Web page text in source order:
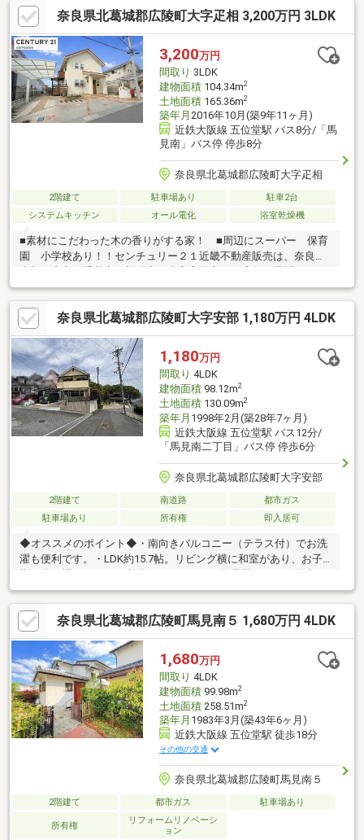
ん。【物件の特徴】２沿線以上利用可、陽当り良好、ＬＤＫ１８
畳以上、和室、２階建、通風良好、駐車２台可、土地50坪以上、
山が見える、システムキッチン、前道６ｍ以上、トイレ２ヶ所、
浴室に窓、眺望良好、南西向き、ウォークインクローゼット、都
市ガス、高台に立地、整備された歩道
奈良県北葛城郡広陵町大字疋相 3,200万円 3LDK
3,200万円
間取り 3LDK
建物面積104.34m2
土地面積165.36m2
築年月 2016年10月(築9年11ヶ月)
近鉄大阪線 五位堂駅 バス8分/「馬
見南」バス停 停歩8分
奈良県北葛城郡広陵町大字疋相
2階建て 駐車場あり
駐車2台
システムキッチン
オール電化 浴室乾燥機
■素材にこだわった木の香りがする家！ ■周辺にスーパー 保育
園 小学校あり！！センチュリー２１近畿不動産販売は、奈良県
ます。◇当店の強みは、仲介での販売、即金での買取、リフォー
ム工事、新築注文住宅と、総合不動産を行っております◇◇皆様
に快適なライフスタイル、無理のない資金計画をご提案できるよ
うに心をこめて対応いたします◇お気軽にご相談ください！まず
は、物件を見るだけでも大歓迎です！ 時間をかけて自分に合った
家はどんな家なのか、一緒に探して行きましょう！◆お問合せお
待ちしております◆
奈良県北葛城郡広陵町大字安部 1,180万円 4LDK
1,180万円
間取り 4LDK
建物面積98.12m2
土地面積130.09m2
築年月 1998年2月(築28年7ヶ月)
近鉄大阪線 五位堂駅 バス12分/
「馬見南二丁目」バス停 停歩6分
奈良県北葛城郡広陵町大字安部
2階建て 南道路
都市ガス
駐車場あり
所有権 即入居可
◆オススメのポイント◆・南向きバルコニー（テラス付）でお洗
濯も便利です。・LDK約15.7帖。リビング横に和室があり、お子
様の遊び場としてもご利用できます。・五位堂駅のほか、築山
駅・大和高田駅も利用可能です♪◆周辺施設◆・ファミリーマー
トみささぎ台店まで約410ｍ・ミニストップみささぎ台店まで約
660ｍ・真美ヶ丘南郵便局まで約320ｍ・スギ薬局真美ヶ丘店まで
約980ｍ・エコールマミまで約1620ｍ・西谷公園まで約110ｍ◆現
地見学会（事前にご予約ください）◆日程／公開中 空家につ
き、お気軽にご覧いただけますフリーコール：０１２０－２７０
－２７２ （担当：今福）
奈良県北葛城郡広陵町馬見南５ 1,680万円 4LDK
1,680万円
間取り 4LDK
建物面積99.98m2
土地面積258.51m2
築年月 1983年3月(築43年6ヶ月)
近鉄大阪線 五位堂駅 徒歩18分
その他の交通
奈良県北葛城郡広陵町馬見南５
2階建て 都市ガス 駐車場あり
所有権
リフォームリノベーシ
ョン